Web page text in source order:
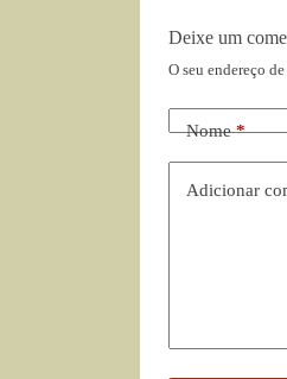
Deixe um
O seu endereço
Nome*
Adicionar